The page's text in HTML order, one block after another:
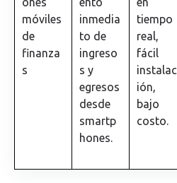
móviles
de
finanza
s
inmedia
to de
ingreso
s y
egresos
desde
smartp
hones.
tiempo
real,
fácil
instalac
ión,
bajo
costo.